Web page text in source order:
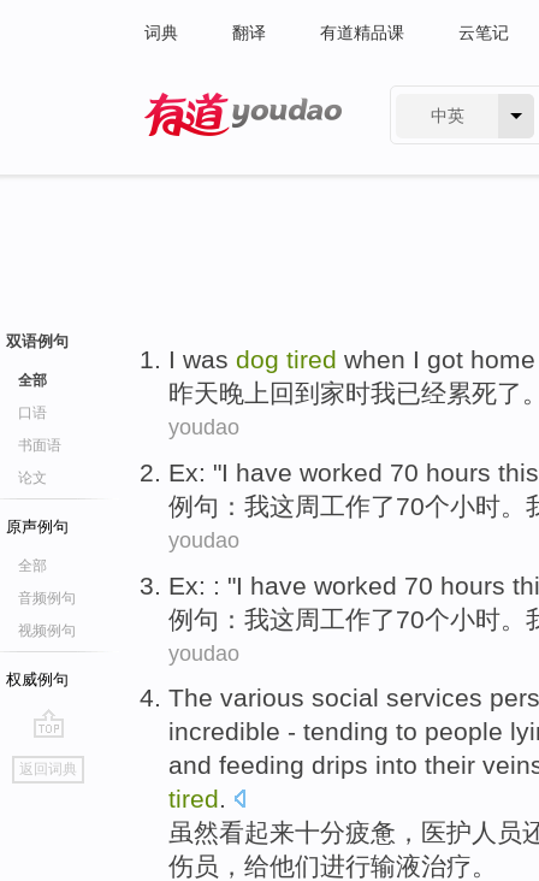
词典 翻译 有道精品课 云笔记
中英
双语例句
全部
口语
书面语
论文
原声例句
全部
音频例句
视频例句
权威例句
go
top
返回词典
I was dog tired when I got home
昨天晚上 回到 家时我已经累死了
youdao
Ex: "I have worked 70 hours this
例句 ： 我这周工作了70个小时。
youdao
Ex: : "I have worked 70 hours
例句 ： 我这周工作了70个小时。
youdao
The various social services
incredible - tending to people
and feeding drips into their
tired.
虽然看起来十分疲惫， 医护 人员
伤员，给他们进行输液治疗。